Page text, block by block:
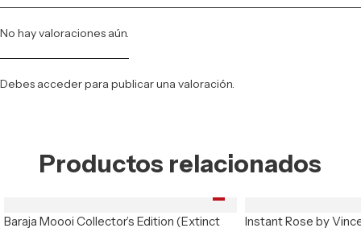
No hay valoraciones aún.
Debes accederpara publicar una valoración.
Productos relacionados
Baraja Moooi Collector’s Edition (Extinct
Instant Rose by